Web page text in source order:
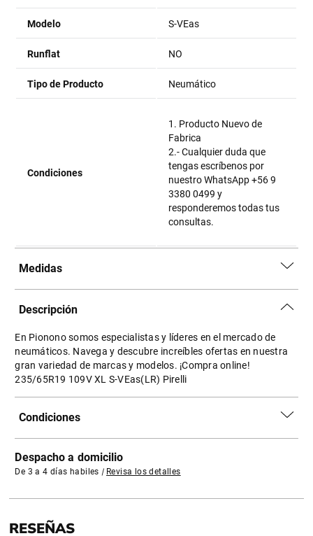
Modelo S-VEas
Runflat NO
Tipo de Producto Neumático
Condiciones
1. Producto Nuevo de
Fabrica
2.- Cualquier duda que
tengas escríbenos por
nuestro WhatsApp +56 9
3380 0499 y
responderemos todas tus
consultas.
Medidas
Descripción
En Pionono somos especialistas y líderes en el mercado de
neumáticos. Navega y descubre increíbles ofertas en nuestra
gran variedad de marcas y modelos. ¡Compra online!
235/65R19 109V XL S-VEas(LR) Pirelli
Condiciones
Despacho a domicilio
De 3 a 4 días habiles | Revisa los detalles